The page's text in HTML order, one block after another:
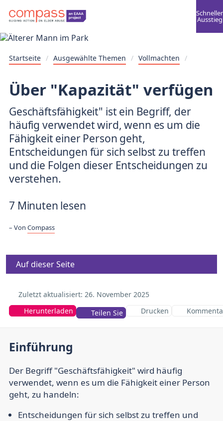
Schneller
Ausstieg
Startseite / Ausgewählte Themen / Vollmachten /
Über "Kapazität" verfügen
Geschäftsfähigkeit" ist ein Begriff, der
häufig verwendet wird, wenn es um die
Fähigkeit einer Person geht,
Entscheidungen für sich selbst zu treffen
und die Folgen dieser Entscheidungen zu
verstehen.
7 Minuten lesen
Von Compass
Auf dieser Seite
Zuletzt aktualisiert: 26. November 2025
Herunterladen
Teilen Sie Drucken
Einführung
Der Begriff "Geschäftsfähigkeit" wird häufig
verwendet, wenn es um die Fähigkeit einer Person
geht, zu handeln:
Entscheidungen für sich selbst zu treffen und